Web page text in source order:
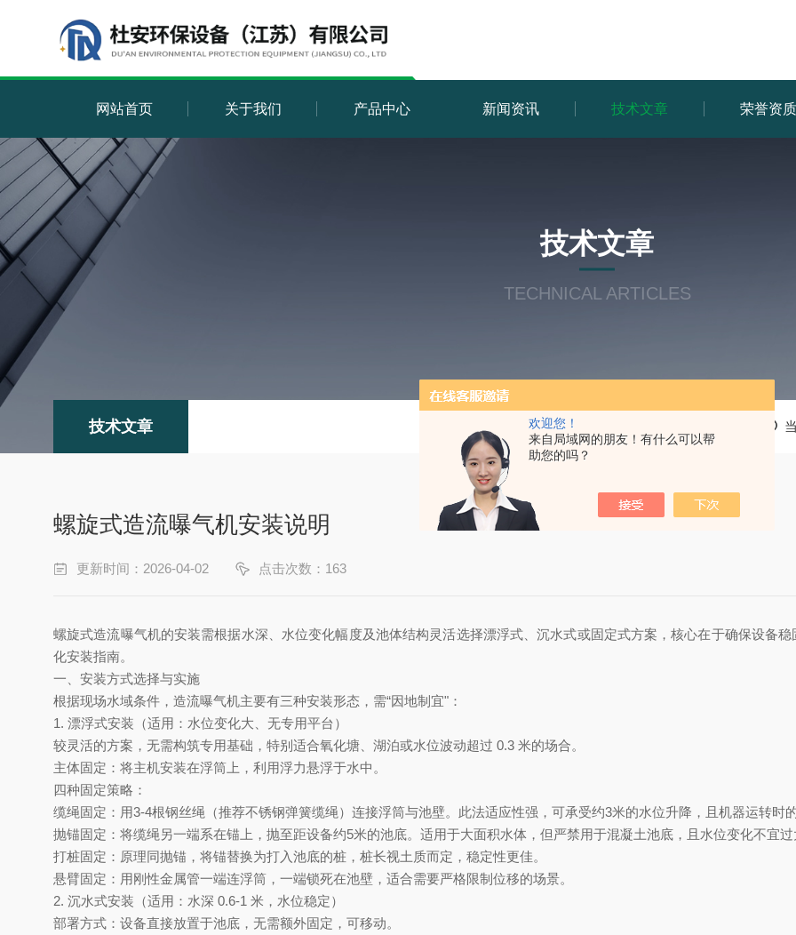
欢迎您！
来自局域网的朋友！有什么可以帮
助您的吗？
网站首页 关于我们 产品中心 新闻资讯 技术文章 荣誉资
技术文章
TECHNICAL ARTICLES
技术文章
螺旋式造流曝气机安装说明
更新时间：2026-04-02 点击次数：163
螺旋式造流曝气机的安装需根据水深、水位变化幅度及池体结构‌灵活选择漂浮式、沉水式或固定式方案，核心在于确保设备
化安装指南。
一、安装方式选择与实施
根据现场水域条件，造流曝气机主要有三种安装形态，需“因地制宜"：
1. 漂浮式安装（适用：水位变化大、无专用平台）‌
较灵活的方案，无需构筑专用基础，特别适合氧化塘、湖泊或水位波动超过 0.3 米的场合。
主体固定 ‌：将主机安装在浮筒上，利用浮力悬浮于水中。
四种固定策略 ‌：
缆绳固定 ：用3-4根钢丝绳（推荐不锈钢弹簧缆绳）连接浮筒与池壁。此法适应性强，可承受约3米的水位升降，且机器运转时
抛锚固定 ：将缆绳另一端系在锚上，抛至距设备约5米的池底。适用于大面积水体，但严禁用于混凝土池底，且水位变化不宜
打桩固定 ‌：原理同抛锚，将锚替换为打入池底的桩，桩长视土质而定，稳定性更佳。
悬臂固定 ‌：用刚性金属管一端连浮筒，一端锁死在池壁，适合需要严格限制位移的场景。
2. 沉水式安装（适用：水深 0.6-1 米，水位稳定）‌
部署方式 ‌：设备直接放置于池底，无需额外固定，可移动。